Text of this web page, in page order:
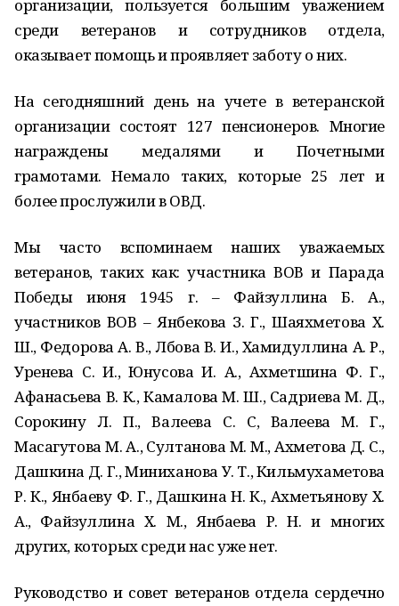
организации, пользуется большим уважением
среди ветеранов и сотрудников отдела,
оказывает помощь и проявляет заботу о них.
На сегодняшний день на учете в ветеранской
организации состоят 127 пенсионеров. Многие
награждены медалями и Почетными
грамотами. Немало таких, которые 25 лет и
более прослужили в ОВД.
Мы часто вспоминаем наших уважаемых
ветеранов, таких как: участника ВОВ и Парада
Победы июня 1945 г. – Файзуллина Б. А.,
участников ВОВ – Янбекова З. Г., Шаяхметова Х.
Ш., Федорова А. В., Лбова В. И., Хамидуллина А. Р.,
Уренева С. И., Юнусова И. А., Ахметшина Ф. Г.,
Афанасьева В. К., Камалова М. Ш., Садриева М. Д.,
Сорокину Л. П., Валеева С. С, Валеева М. Г.,
Масагутова М. А., Султанова М. М., Ахметова Д. С.,
Дашкина Д. Г., Миниханова У. Т., Кильмухаметова
Р. К., Янбаеву Ф. Г., Дашкина Н. К., Ахметьянову Х.
А., Файзуллина Х. М., Янбаева Р. Н. и многих
других, которых среди нас уже нет.
Руководство и совет ветеранов отдела сердечно